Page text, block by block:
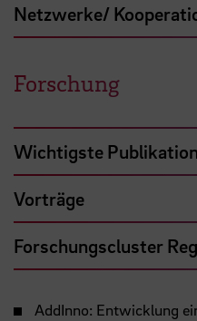
Netzwerke/
Forschung
Wichtigste
Vorträge
Forschungscluster
AddInno: Entwicklung